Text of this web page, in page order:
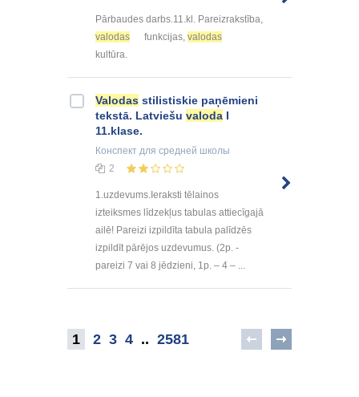
Pārbaudes darbs.11.kl. Pareizrakstība,
valodas
funkcijas, valodas
kultūra.
Valodas stilistiskie paņēmieni
tekstā. Latviešu valoda I
11.klase.
Конспект для средней школы
2
1.uzdevums.Ieraksti tēlainos
izteiksmes līdzekļus tabulas attiecīgajā
ailē! Pareizi izpildīta tabula palīdzēs
izpildīt pārējos uzdevumus. (2p. -
pareizi 7 vai 8 jēdzieni, 1p. – 4 – ...
1 2 3 4 .. 2581